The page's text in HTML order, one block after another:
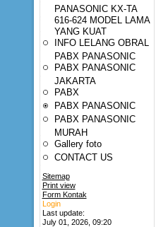
PANASONIC KX-TA
616-624 MODEL LAMA
YANG KUAT
INFO LELANG OBRAL
PABX PANASONIC
PABX PANASONIC
JAKARTA
PABX
PABX PANASONIC
PABX PANASONIC
MURAH
Gallery foto
CONTACT US
Sitemap
Print view
Form Kontak
Login
Last update:
July 01, 2026, 09:20